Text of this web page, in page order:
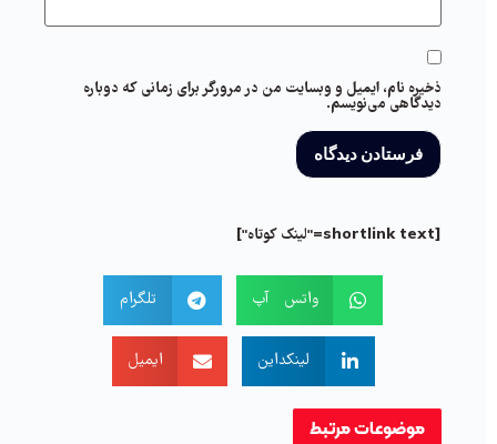
ذخیره نام، ایمیل و وبسایت من در مرورگر برای زمانی که دوباره
دیدگاهی می‌نویسم.
[shortlink text="لینک کوتاه"]
واتس آپ تلگرام
لینکداین ایمیل
موضوعاتمرتبط